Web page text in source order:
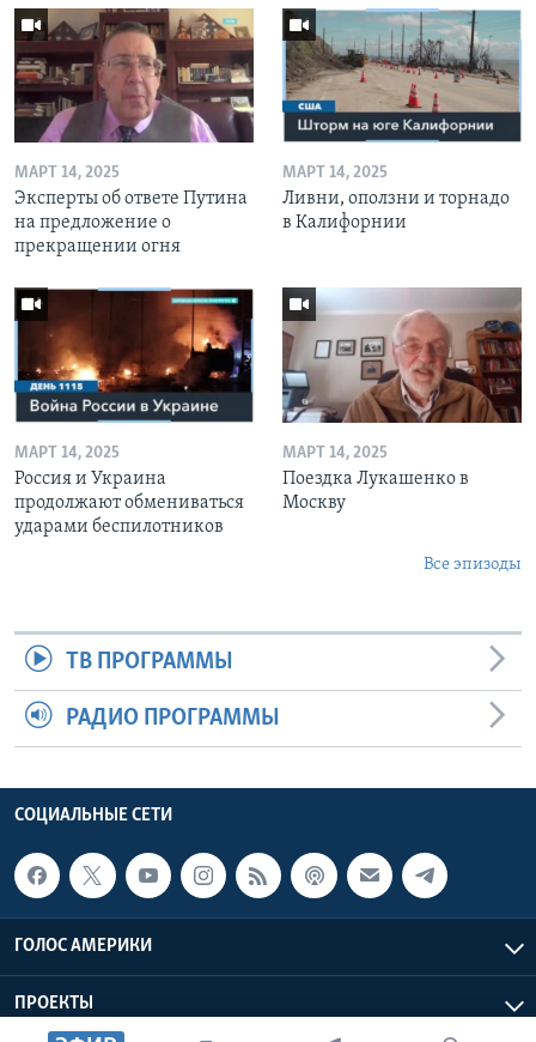
МАРТ 14, 2025
Эксперты об ответе Путина
на предложение о
прекращении огня
МАРТ 14, 2025
Ливни, оползни и торнадо
в Калифорнии
МАРТ 14, 2025
Россия и Украина
продолжают обмениваться
ударами беспилотников
МАРТ 14, 2025
Поездка Лукашенко в
Москву
Все эпизоды
ТВ ПРОГРАММЫ
РАДИО ПРОГРАММЫ
СОЦИАЛЬНЫЕ СЕТИ
ГОЛОС АМЕРИКИ
ПРОЕКТЫ